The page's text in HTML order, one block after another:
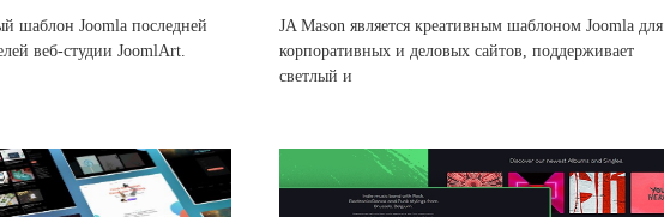
шаблон Joomla последней
веб-студии JoomlArt.
JA Mason является креативным шаблоном Joomla для
корпоративных и деловых сайтов, поддерживает
светлый и